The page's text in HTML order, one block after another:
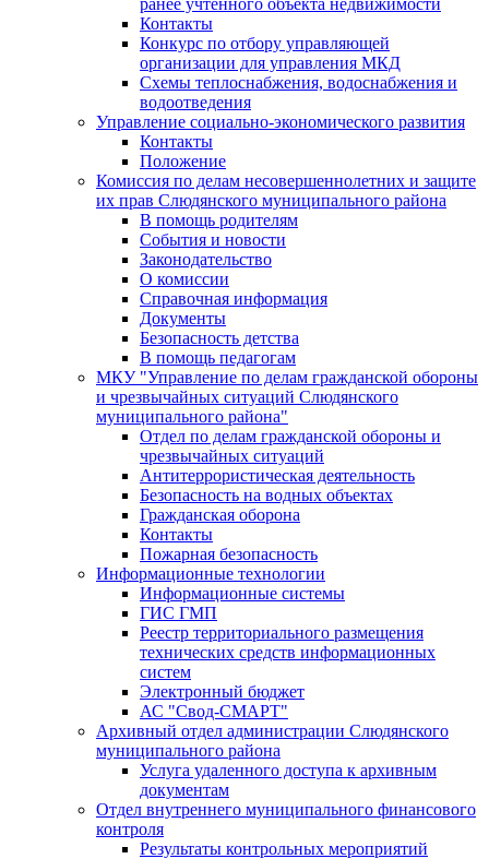
ранее учтенного объекта недвижимости
Контакты
Конкурс по отбору управляющей
организации для управления МКД
Схемы теплоснабжения, водоснабжения и
водоотведения
Управление социально-экономического развития
Контакты
Положение
Комиссия по делам несовершеннолетних и защите
их прав Слюдянского муниципального района
В помощь родителям
События и новости
Законодательство
О комиссии
Справочная информация
Документы
Безопасность детства
В помощь педагогам
МКУ "Управление по делам гражданской обороны
и чрезвычайных ситуаций Слюдянского
муниципального района"
Отдел по делам гражданской обороны и
чрезвычайных ситуаций
Антитеррористическая деятельность
Безопасность на водных объектах
Гражданская оборона
Контакты
Пожарная безопасность
Информационные технологии
Информационные системы
ГИС ГМП
Реестр территориального размещения
технических средств информационных
систем
Электронный бюджет
АС "Свод-СМАРТ"
Архивный отдел администрации Слюдянского
муниципального района
Услуга удаленного доступа к архивным
документам
Отдел внутреннего муниципального финансового
контроля
Результаты контрольных мероприятий